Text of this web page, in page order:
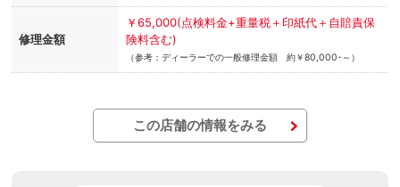
修理金額
￥65,000(点検料金+重量税＋印紙代＋自賠責保
険料含む)
（参考：ディーラーでの一般修理金額 約￥80,000-～）
この店舗の情報をみる